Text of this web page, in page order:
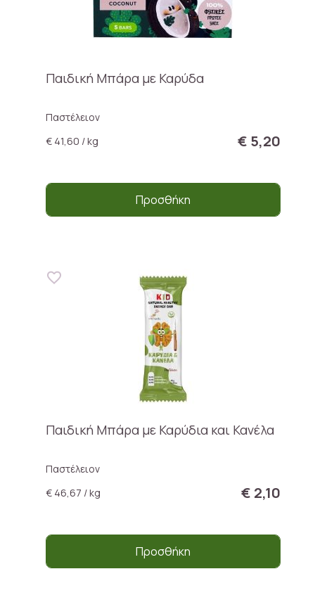
Παιδική Μπάρα με Καρύδα
Παστέλειον
€ 41,60 / kg
€ 5,20
Προσθήκη
Παιδική Μπάρα με Καρύδια και Κανέλα
Παστέλειον
€ 46,67 / kg
€ 2,10
Προσθήκη